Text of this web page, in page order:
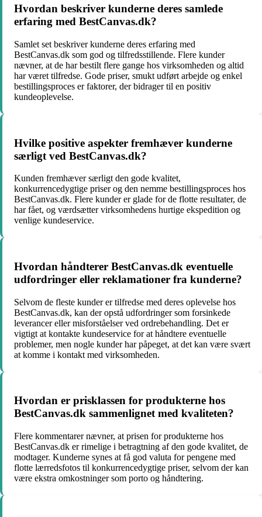
Hvordan beskriver kunderne deres samlede
erfaring med BestCanvas.dk?
Samlet set beskriver kunderne deres erfaring med
BestCanvas.dk som god og tilfredsstillende. Flere kunder
nævner, at de har bestilt flere gange hos virksomheden og altid
har været tilfredse. Gode priser, smukt udført arbejde og enkel
bestillingsproces er faktorer, der bidrager til en positiv
kundeoplevelse.
Hvilke positive aspekter fremhæver kunderne
særligt ved BestCanvas.dk?
Kunden fremhæver særligt den gode kvalitet,
konkurrencedygtige priser og den nemme bestillingsproces hos
BestCanvas.dk. Flere kunder er glade for de flotte resultater, de
har fået, og værdsætter virksomhedens hurtige ekspedition og
venlige kundeservice.
Hvordan håndterer BestCanvas.dk eventuelle
udfordringer eller reklamationer fra kunderne?
Selvom de fleste kunder er tilfredse med deres oplevelse hos
BestCanvas.dk, kan der opstå udfordringer som forsinkede
leverancer eller misforståelser ved ordrebehandling. Det er
vigtigt at kontakte kundeservice for at håndtere eventuelle
problemer, men nogle kunder har påpeget, at det kan være svært
at komme i kontakt med virksomheden.
Hvordan er prisklassen for produkterne hos
BestCanvas.dk sammenlignet med kvaliteten?
Flere kommentarer nævner, at prisen for produkterne hos
BestCanvas.dk er rimelige i betragtning af den gode kvalitet, de
modtager. Kunderne synes at få god valuta for pengene med
flotte lærredsfotos til konkurrencedygtige priser, selvom der kan
være ekstra omkostninger som porto og håndtering.